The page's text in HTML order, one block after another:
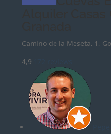
Camino de la Meseta, 1,
4,9